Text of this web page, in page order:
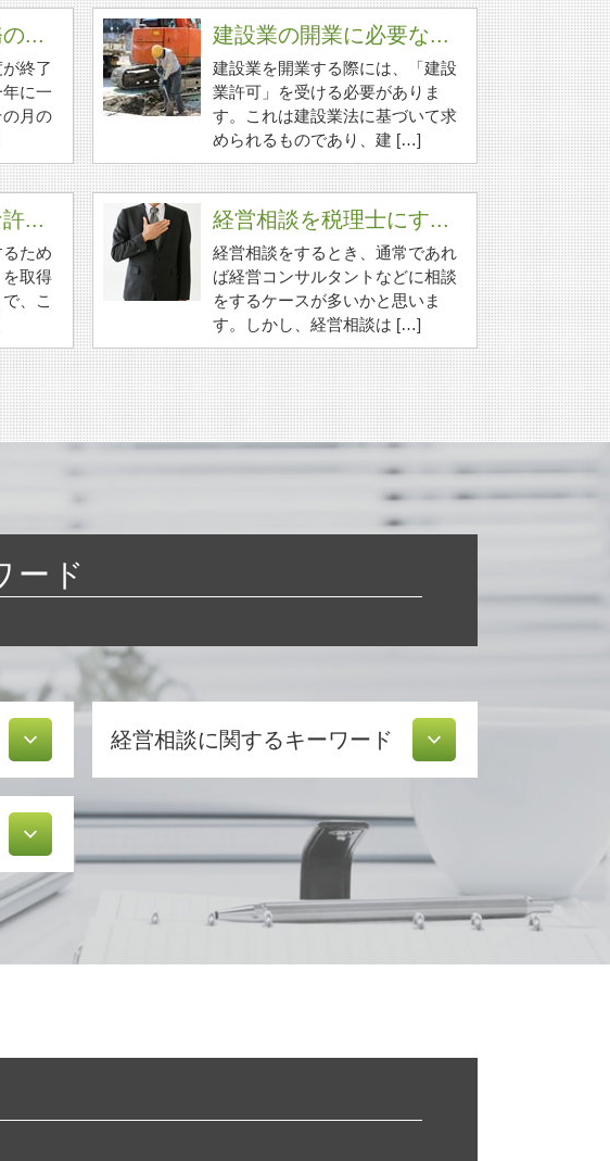
...
終了
に一
月の
建設業の開業に必要な...
建設業を開業する際には、「建設
業許可」を受ける必要がありま
す。これは建設業法に基づいて求
められるものであり、建 […]
...
ため
取得
、こ
経営相談を税理士にす...
経営相談をするとき、通常であれ
ば経営コンサルタントなどに相談
をするケースが多いかと思いま
す。しかし、経営相談は […]
ード
経営相談に関するキーワード
株式 交換
事業再生 コンサル
早期 経営改善 計画
事業継承 個人